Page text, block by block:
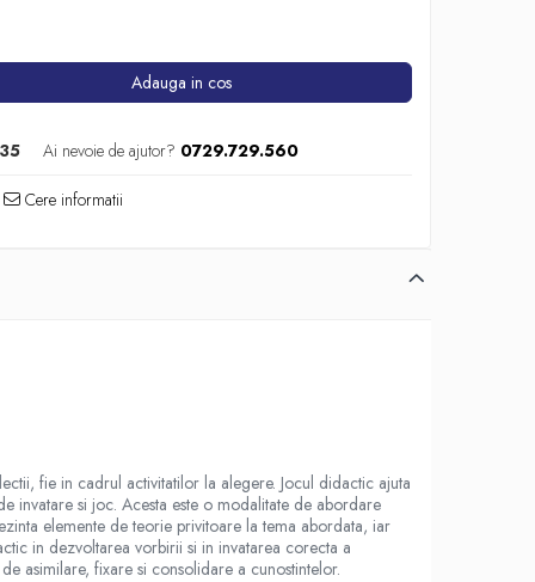
Adauga in cos
Ai nevoie de ajutor? 0729.729.560
Cere informatii
fie in cadrul activitatilor la alegere. Jocul didactic ajuta
invatare si joc. Acesta este o modalitate de abordare
elemente de teorie privitoare la tema abordata, iar
in dezvoltarea vorbirii si in invatarea corecta a
asimilare, fixare si consolidare a cunostintelor.